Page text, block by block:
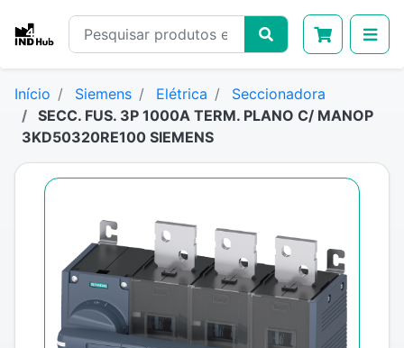
Início Siemens Elétrica
Seccionadora
SECC. FUS. 3P 1000A TERM. PLANO C/ MANOP
3KD50320RE100 SIEMENS